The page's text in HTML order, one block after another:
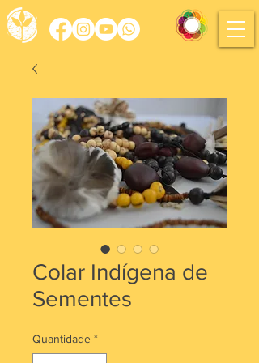
Colar Indígena de
Sementes
Quantidade *